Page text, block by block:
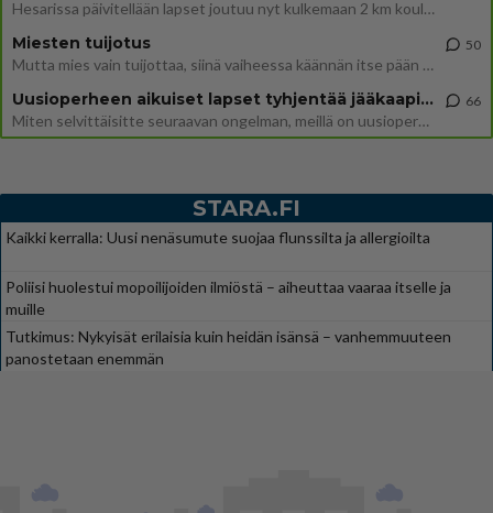
Hesarissa päivitellään lapset joutuu nyt kulkemaan 2 km kouluun jösses. Ruostefillarilla tuo matka menee vaikka miten äk
Miesten tuijotus
Mutta mies vain tuijottaa, siinä vaiheessa käännän itse pään pois. Mikä juttu? Yleensä jos joku tuijottaa tai katsoo, hä
50
Uusioperheen aikuiset lapset tyhjentää jääkaapin käydessään
Miten selvittäisitte seuraavan ongelman, meillä on uusioperhe, minulla teini-ikäiset lapset ja puolisolla aikuiset, jotk
66
STARA.FI
Kaikki kerralla: Uusi nenäsumute suojaa flunssilta ja allergioilta
Poliisi huolestui mopoilijoiden ilmiöstä – aiheuttaa vaaraa itselle ja
muille
Tutkimus: Nykyisät erilaisia kuin heidän isänsä – vanhemmuuteen
panostetaan enemmän